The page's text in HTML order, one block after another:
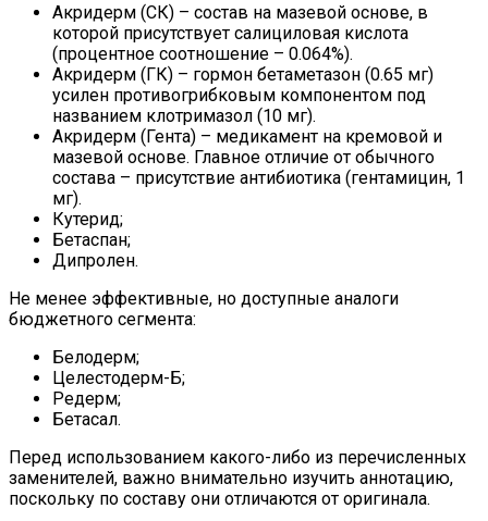
Акридерм (СК) – состав на мазевой основе, в
которой присутствует салициловая кислота
(процентное соотношение – 0.064%).
Акридерм (ГК) – гормон бетаметазон (0.65 мг)
усилен противогрибковым компонентом под
названием клотримазол (10 мг).
Акридерм (Гента) – медикамент на кремовой и
мазевой основе. Главное отличие от обычного
состава – присутствие антибиотика (гентамицин, 1
мг).
Кутерид;
Бетаспан;
Дипролен.
Не менее эффективные, но доступные аналоги
бюджетного сегмента:
Белодерм;
Целестодерм-Б;
Редерм;
Бетасал.
Перед использованием какого-либо из перечисленных
заменителей, важно внимательно изучить аннотацию,
поскольку по составу они отличаются от оригинала.